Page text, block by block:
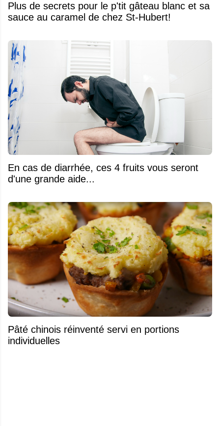
Plus de secrets pour le p'tit gâteau blanc et sa
sauce au caramel de chez St-Hubert!
En cas de diarrhée, ces 4 fruits vous seront
d'une grande aide...
Pâté chinois réinventé servi en portions
individuelles